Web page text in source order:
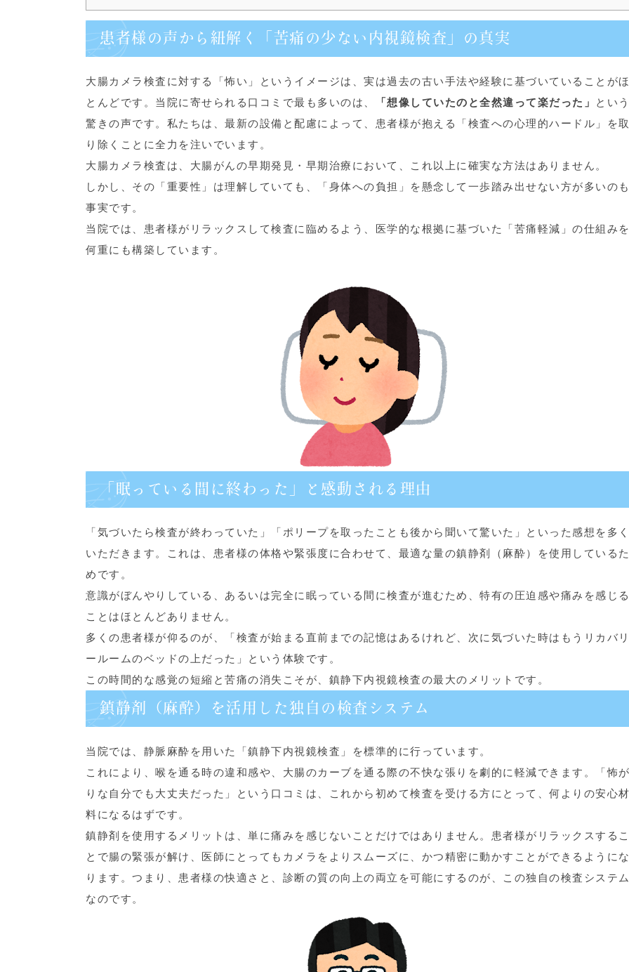
患者様の声から紐解く「苦痛の少ない内視鏡検査」の真実
大腸カメラ検査に対する「怖い」というイメージは、実は過去の古い手法や経験に基づいていることがほ
とんどです。当院に寄せられる口コミで最も多いのは、
「想像していたのと全然違って楽だった」
という
驚きの声です。私たちは、最新の設備と配慮によって、患者様が抱える「検査への心理的ハードル」を取
り除くことに全力を注いでいます。
大腸カメラ検査は、大腸がんの早期発見・早期治療において、これ以上に確実な方法はありません。
しかし、その「重要性」は理解していても、「身体への負担」を懸念して一歩踏み出せない方が多いのも
事実です。
当院では、患者様がリラックスして検査に臨めるよう、医学的な根拠に基づいた「苦痛軽減」の仕組みを
何重にも構築しています。
「眠っている間に終わった」と感動される理由
「気づいたら検査が終わっていた」「ポリープを取ったことも後から聞いて驚いた」といった感想を多く
いただきます。これは、患者様の体格や緊張度に合わせて、最適な量の鎮静剤（麻酔）を使用しているた
めです。
意識がぼんやりしている、あるいは完全に眠っている間に検査が進むため、特有の圧迫感や痛みを感じる
ことはほとんどありません。
多くの患者様が仰るのが、「検査が始まる直前までの記憶はあるけれど、次に気づいた時はもうリカバリ
ールームのベッドの上だった」という体験です。
この時間的な感覚の短縮と苦痛の消失こそが、鎮静下内視鏡検査の最大のメリットです。
鎮静剤（麻酔）を活用した独自の検査システム
当院では、静脈麻酔を用いた「鎮静下内視鏡検査」を標準的に行っています。
これにより、喉を通る時の違和感や、大腸のカーブを通る際の不快な張りを劇的に軽減できます。「怖が
りな自分でも大丈夫だった」という口コミは、これから初めて検査を受ける方にとって、何よりの安心材
料になるはずです。
鎮静剤を使用するメリットは、単に痛みを感じないことだけではありません。患者様がリラックスするこ
とで腸の緊張が解け、医師にとってもカメラをよりスムーズに、かつ精密に動かすことができるようにな
ります。つまり、患者様の快適さと、診断の質の向上の両立を可能にするのが、この独自の検査システム
なのです。